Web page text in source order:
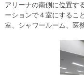
アリーナの南側に位置す
ーションで４室にするこ
室、シャワールーム、医